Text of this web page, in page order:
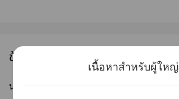
ข้อมูลนักเขียน
นามปากกา :วาดฝันระบายรัก
เนื้อหาสำหรับผู้ใหญ่